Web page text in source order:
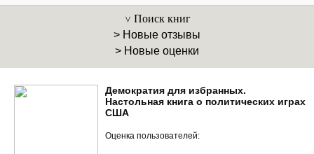
Поиск книг
> Новые отзывы
> Новые оценки
Демократия для избранных.
Настольная книга о политических играх
США
Оценка пользователей: